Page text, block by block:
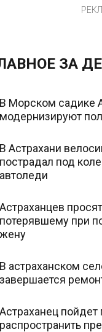
ЗА
В Морском садике
модернизируют
В Астрахани
пострадал под
автоледи
Астраханцев
потерявшему при
жену
В астраханском
завершается
Астраханец
распространить